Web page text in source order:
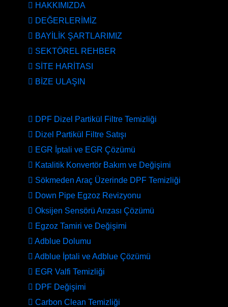
HAKKIMIZDA
DEĞERLERİMİZ
BAYİLİK ŞARTLARIMIZ
SEKTÖREL REHBER
SİTE HARİTASI
BİZE ULAŞIN
DPF Dizel Partikül Filtre Temizliği
Dizel Partikül Filtre Satışı
EGR İptali ve EGR Çözümü
Katalitik Konvertör Bakım ve Değişimi
Sökmeden Araç Üzerinde DPF Temizliği
Down Pipe Egzoz Revizyonu
Oksijen Sensörü Arızası Çözümü
Egzoz Tamiri ve Değişimi
Adblue Dolumu
Adblue İptali ve Adblue Çözümü
EGR Valfi Temizliği
DPF Değişimi
Carbon Clean Temizliği